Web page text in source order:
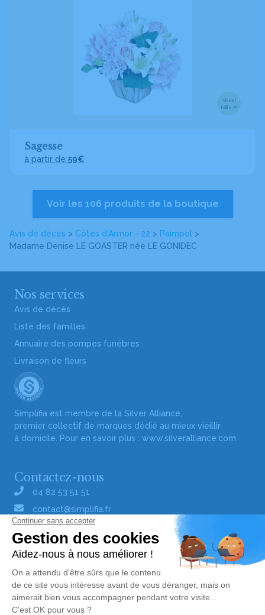
Avis de décès > Côtes d'Armor - 22 > Paimpol
>
Madame Denise LE GOASTER née LE GONIDEC
Visuel
taille M
Sagesse
à partir de 59€
Voir les 106 produits de la boutique
Nos services
Avis de décès
Liste des familles
Annuaire des pompes funèbres
Livraison de fleurs
Simplifia est membre de la Silver Alliance,
premier collectif de marques dédié au mieux vieillir
à domicile. Pour en savoir plus : www.silveralliance.com
Contactez-nous
04 82 53 51 51
contact@simplifia.fr
Réseaux sociaux
Liens utiles